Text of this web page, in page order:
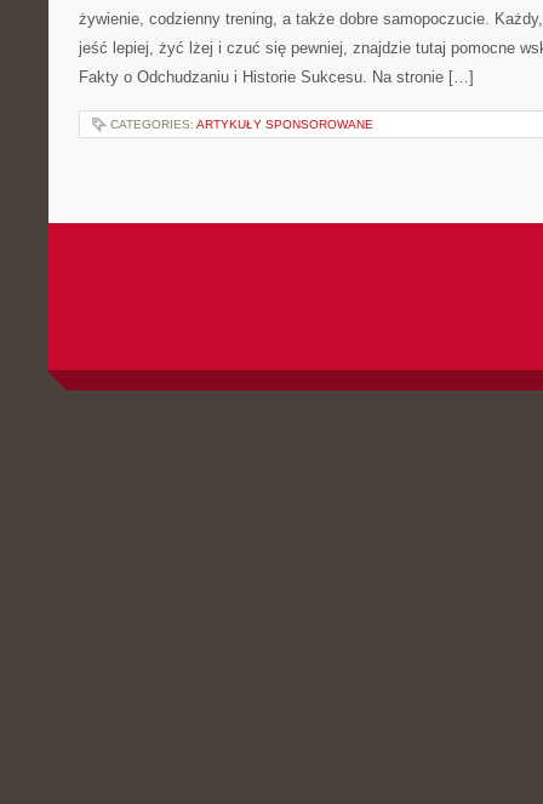
żywienie, codzienny trening, a także dobre samopoczucie.
jeść lepiej, żyć lżej i czuć się pewniej, znajdzie tutaj pomocne
Fakty o Odchudzaniu i Historie Sukcesu. Na stronie […]
CATEGORIES: ARTYKUŁY SPONSOROWANE